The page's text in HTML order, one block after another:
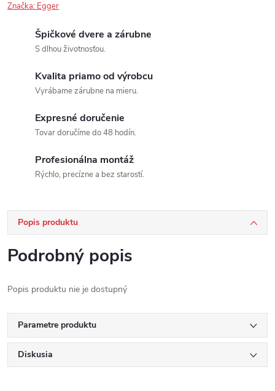
Značka: Egger
Špičkové dvere a zárubne
S dlhou životnosťou.
Kvalita priamo od výrobcu
Vyrábame zárubne na mieru.
Expresné doručenie
Tovar doručíme do 48 hodín.
Profesionálna montáž
Rýchlo, precízne a bez starostí.
Popis produktu
Podrobný popis
Popis produktu nie je dostupný
Parametre produktu
Diskusia